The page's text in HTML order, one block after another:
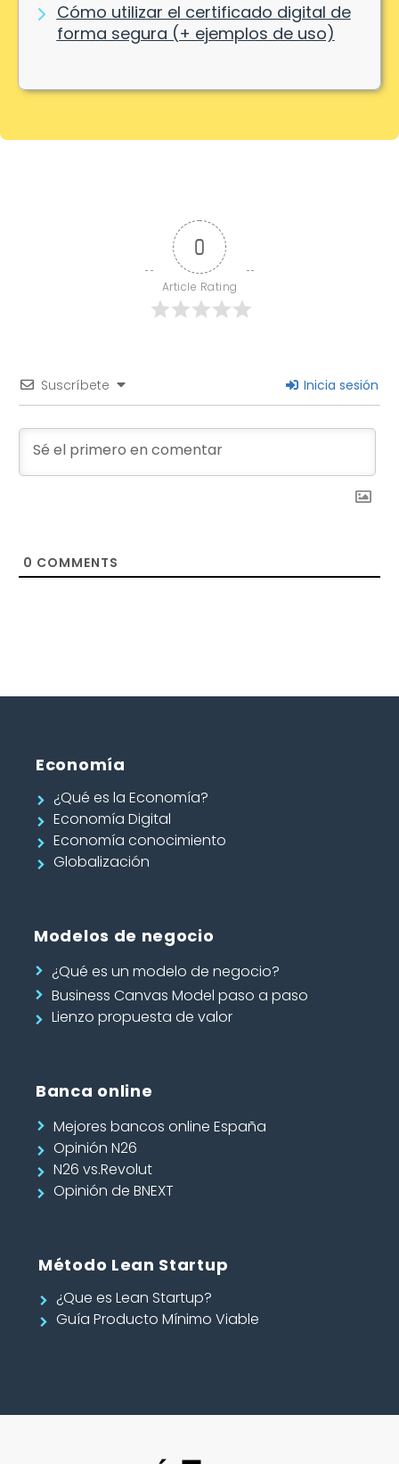
Cómo utilizar el certificado digital de
forma segura (+ ejemplos de uso)
0
Article Rating
Suscríbete Inicia sesión
0 COMMENTS
Economía
¿Qué es la Economía?
Economía Digital
Economía conocimiento
Globalización
Modelos de negocio
¿Qué es un modelo de negocio?
Business Canvas Model paso a paso
Lienzo propuesta de valor
Banca online
Mejores bancos online España
Opinión N26
N26 vs.Revolut
Opinión de BNEXT
Método Lean Startup
¿Que es Lean Startup?
Guía Producto Mínimo Viable